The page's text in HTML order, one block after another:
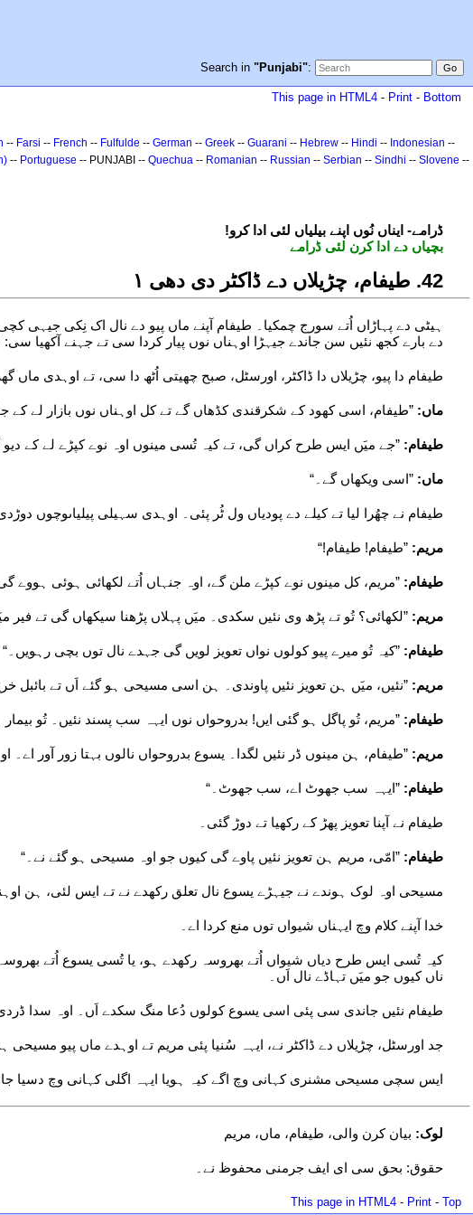
Search in "Punjabi":
This page in HTML4 - Print - Bottom
-- Farsi -- French -- Fulfulde -- German -- Greek -- Guarani -- Hebrew -- Hindi -- Indonesian --
-- Portuguese -- PUNJABI -- Quechua -- Romanian -- Russian -- Serbian -- Sindhi -- Slovene --
!ڈرامے- ایناں نُوں اپنے بیلیاں لئی ادا کرو
بچیاں دے ادا کرن لئی ڈرامے
24. طیفام، چڑیلاں دے ڈاکٹر دی دھی ۱
ہیٹی دے پہاڑاں اُتے سورج چمکیا۔ طیفام آپنے ماں پیو دے نال اک نِکی
دے بارے کجھ نئیں سن جاندے جیہڑا اوہناں نوں پیار کردا سی تے جہنے آکھیا سی:
طیفام دا پیو، چڑیلاں دا ڈاکٹر، اورسٹل، صبح چھیتی اُٹھ دا سی، تے اوہدی
ماں: ”طیفام، اسی کھود کے شکرقندی کڈھاں گے تے کل اوہناں نوں بازار لے
طیفام: ”جے میَں ایس طرح کراں گی، تے کیہ تُسی مینوں اوہ نوے کپڑے لے کے
ماں: ”اسی ویکھاں گے۔“
طیفام نے چھُرا لیا تے کیلے دے پودیاں ول ٹُر پئی۔ اوہدی سہیلی پیلیاںوچوں
مریم: ”طیفام! طیفام!“
طیفام: ”مریم، کل مینوں نوے کپڑے ملن گے، اوہ جنہاں اُتے لکھائی ہوئی ہووے
مریم: ”لکھائی؟ تُو تے پڑھ وی نئیں سکدی۔ میَں پہلاں پڑھنا سیکھاں گی تے فیر
طیفام: ”کیہ تُو میرے پیو کولوں نواں تعویز لویں گی جہدے نال توں بچی رہویں۔“
مریم: ”نئیں، میَں ہن تعویز نئیں پاوندی۔ ہن اسی مسیحی ہو گئے اَں تے بائبل
طیفام: ”مریم، تُو پاگل ہو گئی ایں! بدروحواں نوں ایہہ سب پسند نئیں۔ تُو
مریم: ”طیفام، ہن مینوں ڈر نئیں لگدا۔ یسوع بدروحواں نالوں بہتا زور آور اے۔
طیفام: ”ایہہ سب جھوٹ اے، سب جھوٹ۔“
طیفام نے آپنا تعویز پھڑ کے رکھیا تے دوڑ گئی۔
طیفام: ”امّی، مریم ہن تعویز نئیں پاوے گی کیوں جو اوہ مسیحی ہو گئے نے۔“
مسیحی اوہ لوک ہوندے نے جیہڑے یسوع نال تعلق رکھدے نے تے ایس لئی، ہن اوہناں
خدا آپنے کلام وچ ایہناں شیواں توں منع کردا اے۔
کیہ تُسی ایس طرح دیاں شیواں اُتے بھروسہ رکھدے ہو، یا تُسی یسوع اُتے بھروسہ
ناں کیوں جو میَں تہاڈے نال اَں۔
طیفام نئیں جاندی سی پئی اسی یسوع کولوں دُعا منگ سکدے اَں۔ اوہ سدا
جد اورسٹل، چڑیلاں دے ڈاکٹر نے، ایہہ سُنیا پئی مریم تے اوہدے ماں پیو مسیحی
ایس سچی مسیحی مشنری کہانی وچ اگے کیہ ہویا ایہہ اگلی کہانی وچ دسیا
لوک: بیان کرن والی، طیفام، ماں، مریم
حقوق: بحق سی ای ایف جرمنی محفوظ نے۔
This page in HTML4 - Print - Top